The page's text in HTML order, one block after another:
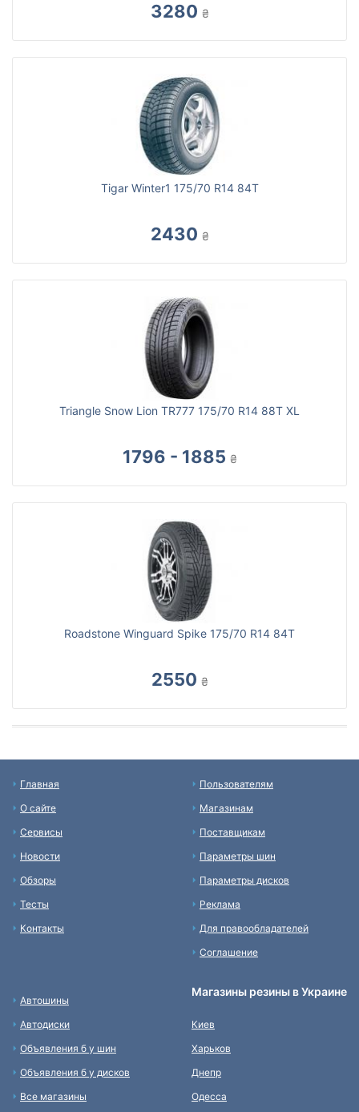
3280 ₴
Tigar Winter1 175/70 R14 84T
2430 ₴
Triangle Snow Lion TR777 175/70 R14 88T XL
1796 - 1885 ₴
Roadstone Winguard Spike 175/70 R14 84T
2550 ₴
Главная
О сайте
Сервисы
Новости
Обзоры
Тесты
Контакты
Пользователям
Магазинам
Поставщикам
Параметры шин
Параметры дисков
Реклама
Для правообладателей
Соглашение
Автошины
Автодиски
Объявления б у шин
Объявления б у дисков
Все магазины
Магазины резины в Украине
Киев
Харьков
Днепр
Одесса